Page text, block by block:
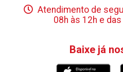
Atendimento de
08h às 12h e
Baixe já